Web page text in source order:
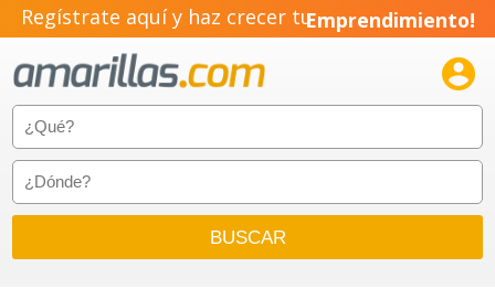
Regístrate aquí y haz crecer tuEmprendimiento!
